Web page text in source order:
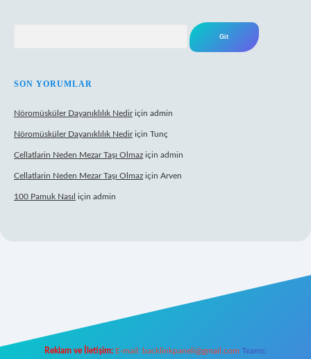
SON YORUMLAR
Nöromüsküler Dayanıklılık Nediriçin admin
Nöromüsküler Dayanıklılık Nediriçin Tunç
Cellatlarin Neden Mezar Taşı Olmaz için admin
Cellatlarin Neden Mezar Taşı Olmaz için Arven
100 Pamuk Nasıl için admin
Reklam ve İletişim: E-mail: backlinkpaneli@gmail.com Teams: